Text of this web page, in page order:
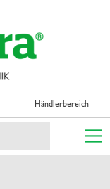
Händlerbereich